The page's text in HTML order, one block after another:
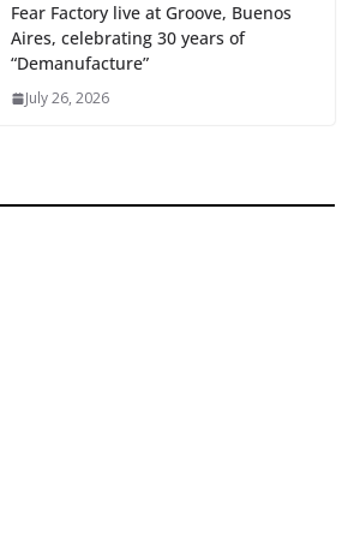
Fear Factory live at Groove, Buenos
Aires, celebrating 30 years of
“Demanufacture”
July 26, 2026